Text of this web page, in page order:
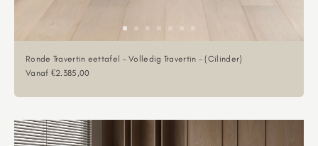
Ronde Travertin eettafel - Volledig Travertin - (Cilinder)
Aanbiedingsprijs
Vanaf €2.385,00